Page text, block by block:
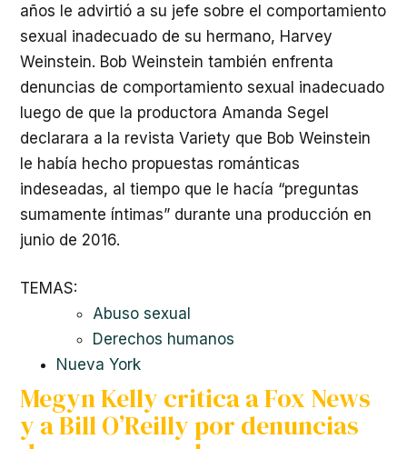
años le advirtió a su jefe sobre el comportamiento
sexual inadecuado de su hermano, Harvey
Weinstein. Bob Weinstein también enfrenta
denuncias de comportamiento sexual inadecuado
luego de que la productora Amanda Segel
declarara a la revista Variety que Bob Weinstein
le había hecho propuestas románticas
indeseadas, al tiempo que le hacía “preguntas
sumamente íntimas” durante una producción en
junio de 2016.
TEMAS:
Abuso sexual
Derechos humanos
Nueva York
Megyn Kelly critica a Fox News
y a Bill O’Reilly por denuncias